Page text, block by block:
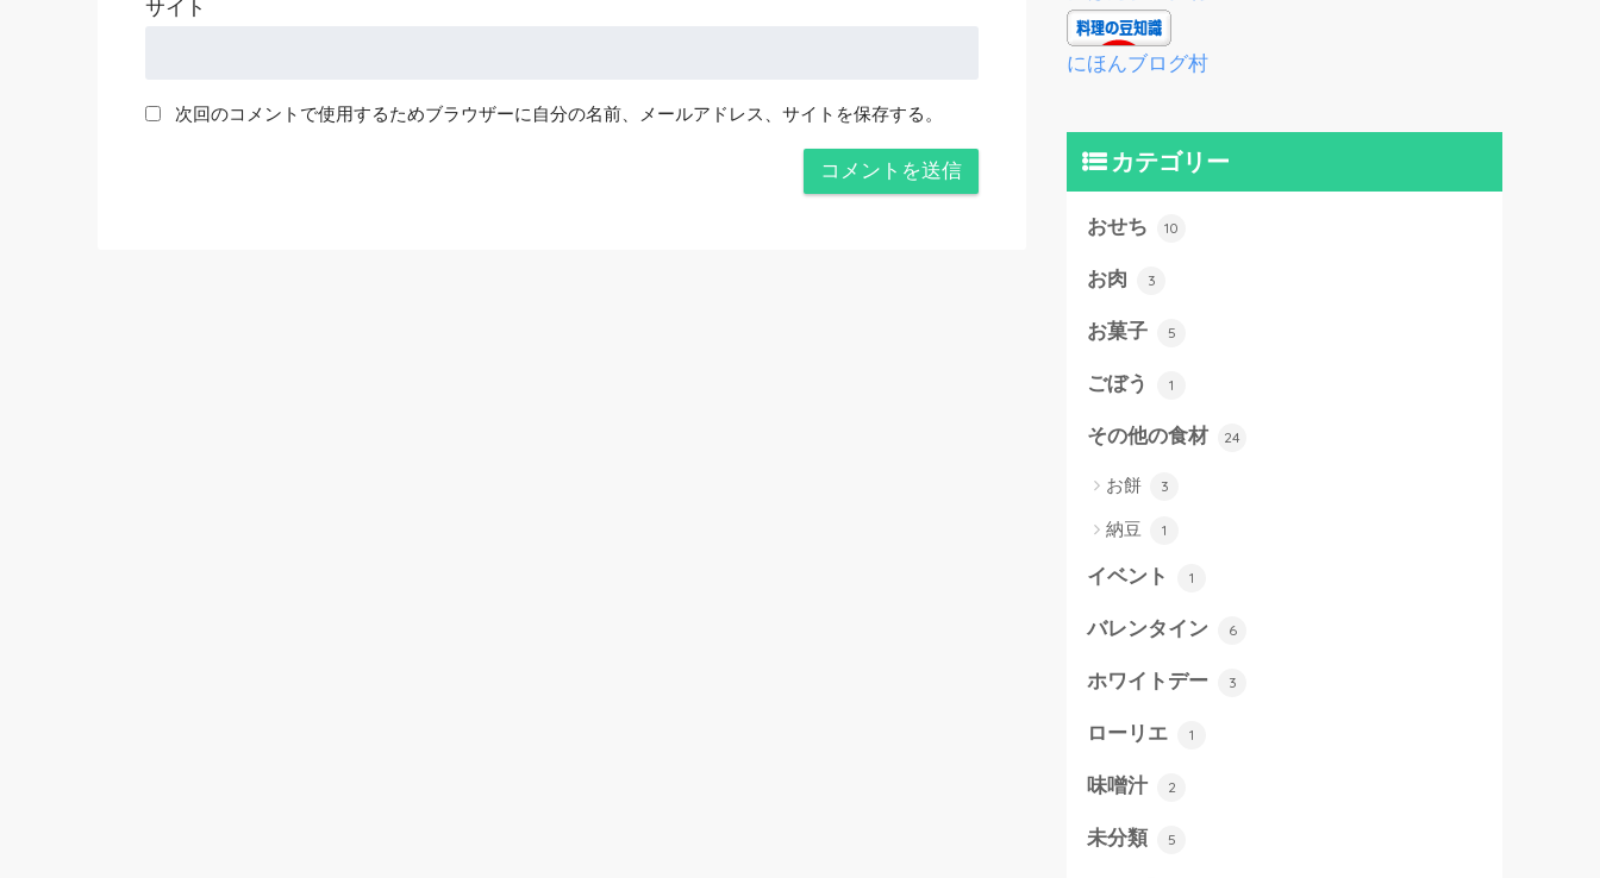
サイト
次回のコメントで使用するためブラウザーに自分の名前、メールアドレス、サイトを保存する。
にほんブログ村
カテゴリー
おせち 10
お肉 3
お菓子 5
ごぼう 1
その他の食材 24
お餅 3
納豆 1
イベント 1
バレンタイン 6
ホワイトデー 3
ローリエ 1
味噌汁 2
未分類 5